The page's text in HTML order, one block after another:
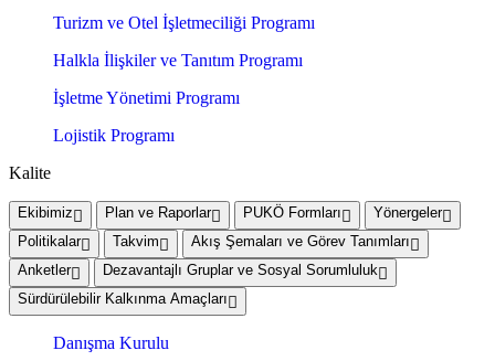
Turizm ve Otel İşletmeciliği Programı
Halkla İlişkiler ve Tanıtım Programı
İşletme Yönetimi Programı
Lojistik Programı
Kalite
Ekibimiz Plan ve Raporlar PUKÖ Formları
Yönergeler
Politikalar
Takvim
Akış Şemaları ve Görev Tanımları
Anketler
Dezavantajlı Gruplar ve Sosyal Sorumluluk
Sürdürülebilir Kalkınma Amaçları
Danışma Kurulu